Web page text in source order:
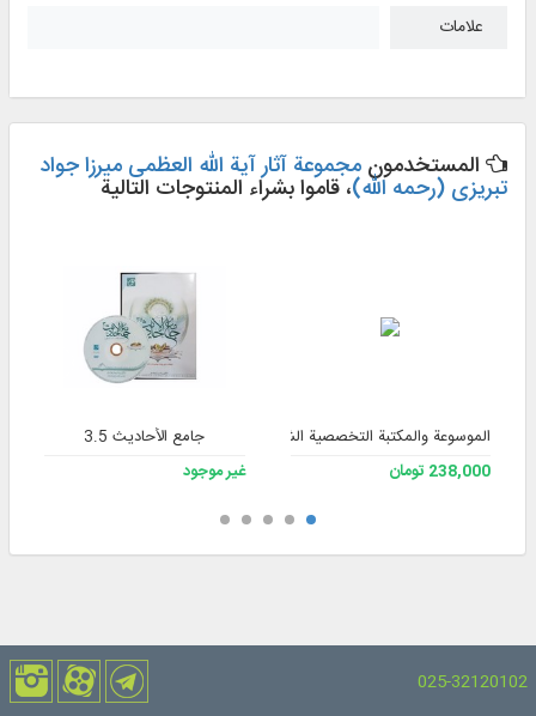
علامات
المستخدمون مجموعة آثار آیة الله العظمی میرزا جواد
تبریزی (رحمه الله)، قاموا بشراء المنتوجات التالية
الموسوعة والمكتبة التخصصية الشاملة للفقه 3
238,000 تومان
جامع الأحاديث 3.5
غير موجود
025-32120102